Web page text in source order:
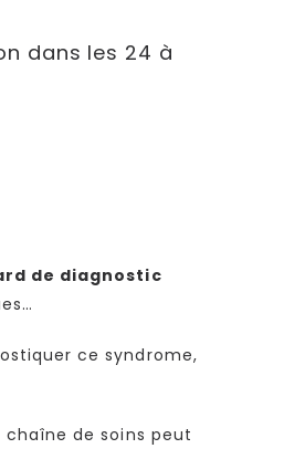
dans les 24 à
de diagnostic
ce syndrome,
de soins peut